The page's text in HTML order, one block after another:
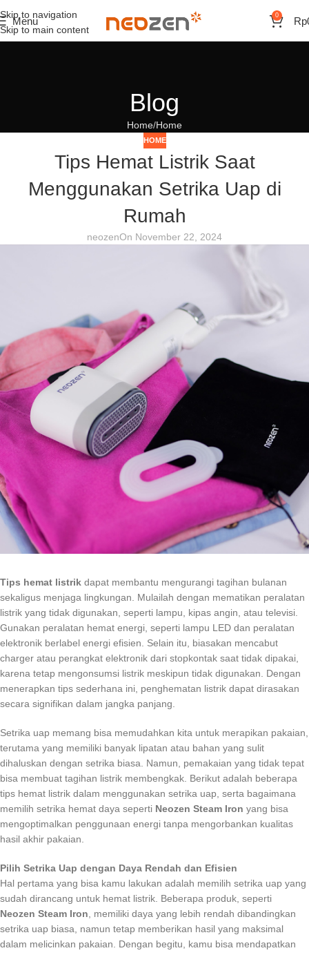
Skip to navigation
Skip to main content
Menu 0 Rp
Blog
Home Home
HOME
Tips Hemat Listrik Saat
Menggunakan Setrika Uap di
Rumah
neozenOn November 22, 2024
Tips hemat listrik dapat membantu mengurangi tagihan bulanan
sekaligus menjaga lingkungan. Mulailah dengan mematikan peralatan
listrik yang tidak digunakan, seperti lampu, kipas angin, atau televisi.
Gunakan peralatan hemat energi, seperti lampu LED dan peralatan
elektronik berlabel energi efisien. Selain itu, biasakan mencabut
charger atau perangkat elektronik dari stopkontak saat tidak dipakai,
karena tetap mengonsumsi listrik meskipun tidak digunakan. Dengan
menerapkan tips sederhana ini, penghematan listrik dapat dirasakan
secara signifikan dalam jangka panjang.
Setrika uap memang bisa memudahkan kita untuk merapikan pakaian,
terutama yang memiliki banyak lipatan atau bahan yang sulit
dihaluskan dengan setrika biasa. Namun, pemakaian yang tidak tepat
bisa membuat tagihan listrik membengkak. Berikut adalah beberapa
tips hemat listrik dalam menggunakan setrika uap, serta bagaimana
memilih setrika hemat daya seperti Neozen Steam Iron yang bisa
mengoptimalkan penggunaan energi tanpa mengorbankan kualitas
hasil akhir pakaian.
Pilih Setrika Uap dengan Daya Rendah dan Efisien
Hal pertama yang bisa kamu lakukan adalah memilih setrika uap yang
sudah dirancang untuk hemat listrik. Beberapa produk, seperti
Neozen Steam Iron , memiliki daya yang lebih rendah dibandingkan
setrika uap biasa, namun tetap memberikan hasil yang maksimal
dalam melicinkan pakaian. Dengan begitu, kamu bisa mendapatkan